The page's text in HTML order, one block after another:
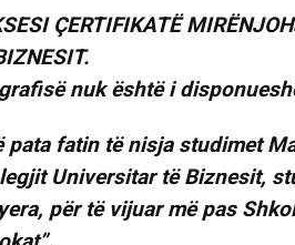
ÇERTIFIKATË
pata fatin të nisja studimet
Universitar të Biznesit,
për të vijuar më pas